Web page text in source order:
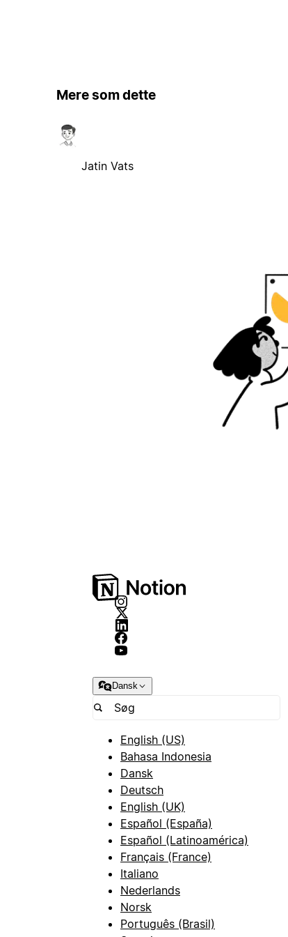
Mere som dette
Jatin Vats
Dansk
English (US)
Bahasa Indonesia
Dansk
Deutsch
English (UK)
Español (España)
Español (Latinoamérica)
Français (France)
Italiano
Nederlands
Norsk
Português (Brasil)